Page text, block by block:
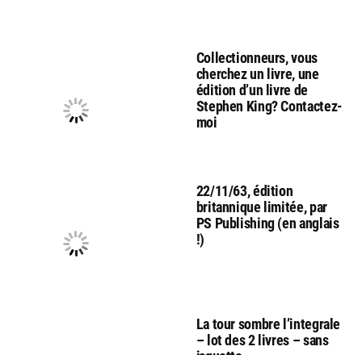
Collectionneurs, vous
cherchez un livre, une
édition d’un livre de
Stephen King? Contactez-
moi
22/11/63, édition
britannique limitée, par
PS Publishing (en anglais
!)
La tour sombre l’integrale
– lot des 2 livres – sans